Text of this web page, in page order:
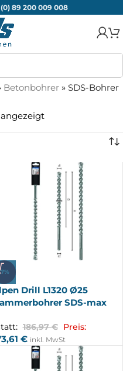
89 200 009 008
Betonbohrer » SDS-Bohrer
angezeigt
Drill L1320 Ø25
SDS-max
186,97€ Preis:
€ inkl. MwSt